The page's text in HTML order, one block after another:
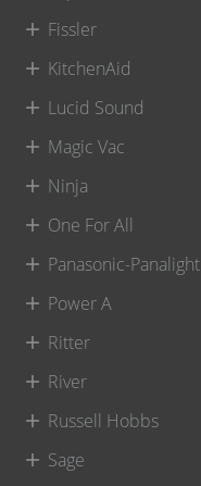
Fissler
KitchenAid
Lucid Sound
Magic Vac
Ninja
One For All
Panasonic-Panalight
Power A
Ritter
River
Russell Hobbs
Sage